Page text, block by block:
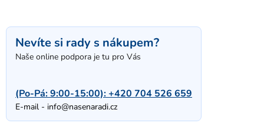
Nevíte si rady s nákupem?
Naše online podpora je tu pro Vás
(Po-Pá: 9:00-15:00):+420 704 526 659
E-mail - info@nasenaradi.cz